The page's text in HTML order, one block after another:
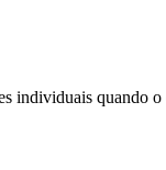
individuais quando